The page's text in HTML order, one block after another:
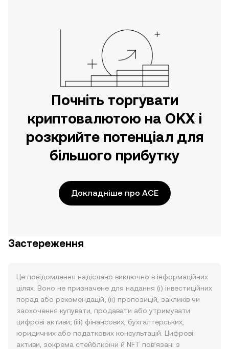
Почніть торгувати
криптовалютою на OKX і
розкрийте потенціал для
більшого прибутку
Докладніше про ACE
Застереження
Це повідомлення надіслано виключно в інформаційних
цілях. Воно не призначене для надання (i) інвестиційних
порад або рекомендацій; (ii) пропозицій, закликів чи
заохочення купувати, продавати або утримувати
цифрові активи; (iii) фінансових, бухгалтерських,
юридичних або податкових консультацій. Цифрові
активи, зокрема стейблкоїни й NFT пов’язані з